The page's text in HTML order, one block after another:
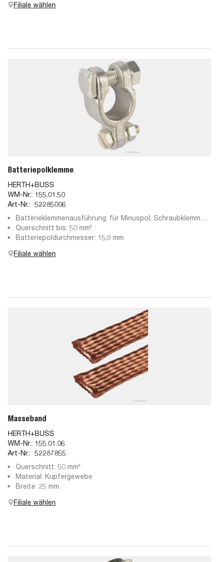
Filiale wählen
Batteriepolklemme
HERTH+BUSS
WM-Nr.: 155.01.50
Art-Nr.: 52285006
Batterieklemmenausführung: für Minuspol, Schraubklemme,
Pressteil
Querschnitt bis: 50 mm²
Batteriepoldurchmesser: 15,9 mm
Filiale wählen
Masseband
HERTH+BUSS
WM-Nr.: 155.01.06
Art-Nr.: 52287855
Querschnitt: 50 mm²
Material: Kupfergewebe
Breite: 25 mm
Filiale wählen